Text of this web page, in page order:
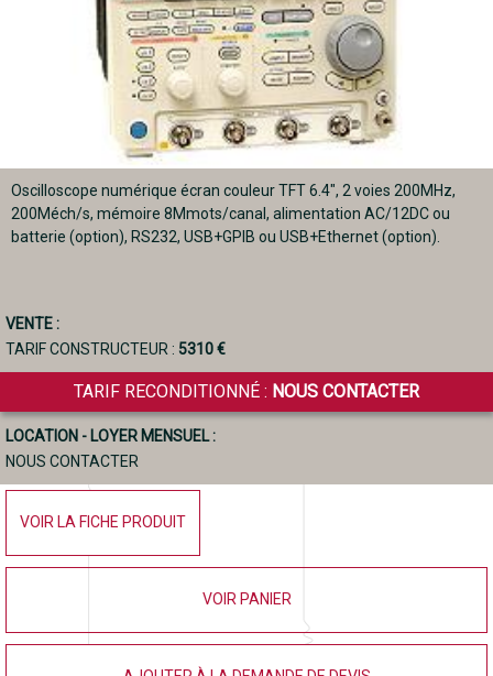
Oscilloscope numérique écran couleur TFT 6.4", 2 voies 200MHz,
200Méch/s, mémoire 8Mmots/canal, alimentation AC/12DC ou
batterie (option), RS232, USB+GPIB ou USB+Ethernet (option).
VENTE :
TARIF CONSTRUCTEUR : 5310 €
TARIF RECONDITIONNÉ : NOUS CONTACTER
LOCATION - LOYER MENSUEL :
NOUS CONTACTER
VOIR LA FICHE PRODUIT
VOIR PANIER